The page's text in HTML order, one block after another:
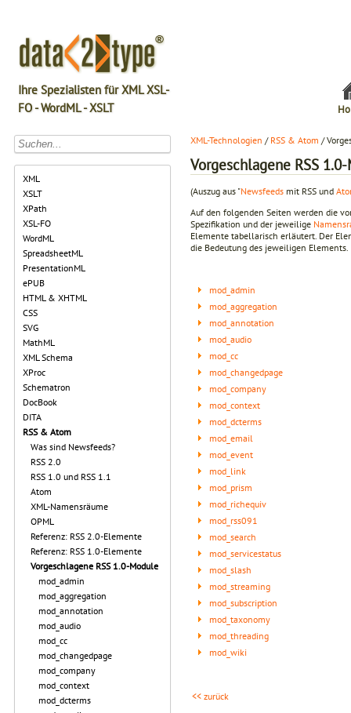
Ihre Spezialisten für XML XSL-
FO - WordML - XSLT
XML
XSLT
XPath
XSL-FO
WordML
SpreadsheetML
PresentationML
ePUB
HTML & XHTML
CSS
SVG
MathML
XML Schema
XProc
Schematron
DocBook
DITA
RSS & Atom
Was sind Newsfeeds?
RSS 2.0
RSS 1.0 und RSS 1.1
Atom
XML-Namensräume
OPML
Referenz: RSS 2.0-Elemente
Referenz: RSS 1.0-Elemente
Vorgeschlagene RSS 1.0-Module
mod_admin
mod_aggregation
mod_annotation
mod_audio
mod_cc
mod_changedpage
mod_company
mod_context
mod_dcterms
XML-Technologien / RSS & Atom /
Vorgeschlagene RSS
(Auszug aus "Newsfeeds mit RSS und
Auf den folgenden Seiten werden die
Spezifikation und der jeweilige
Elemente tabellarisch erläutert. Der
die Bedeutung des jeweiligen Elements.
mod_admin
mod_aggregation
mod_annotation
mod_audio
mod_cc
mod_changedpage
mod_company
mod_context
mod_dcterms
mod_email
mod_event
mod_link
mod_prism
mod_richequiv
mod_rss091
mod_search
mod_servicestatus
mod_slash
mod_streaming
mod_subscription
mod_taxonomy
mod_threading
mod_wiki
<< zurück